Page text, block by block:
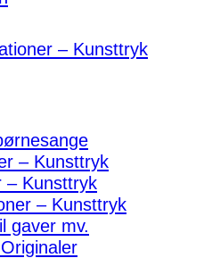
– Kunsttryk
– Kunsttryk
– Kunsttryk
gaver mv.
– Kunsttryk